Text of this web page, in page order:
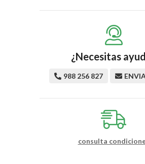
¿Necesitas
988 256 827
consulta